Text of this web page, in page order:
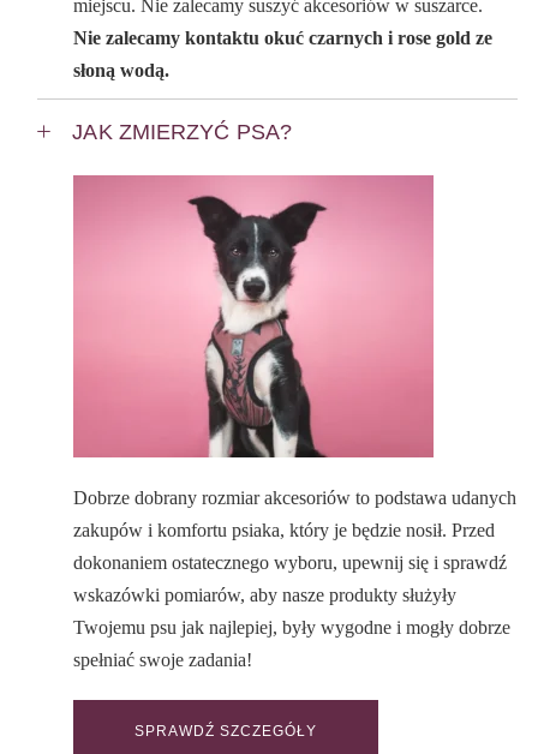
miejscu. Nie zalecamy suszyć akcesoriów w suszarce.
Nie zalecamy kontaktu okuć czarnych i rose gold ze
słoną wodą.
JAK ZMIERZYĆ PSA?
Dobrze dobrany rozmiar akcesoriów to podstawa udanych
zakupów i komfortu psiaka, który je będzie nosił. Przed
dokonaniem ostatecznego wyboru, upewnij się i sprawdź
wskazówki pomiarów, aby nasze produkty służyły
Twojemu psu jak najlepiej, były wygodne i mogły dobrze
spełniać swoje zadania!
SPRAWDŹ SZCZEGÓŁY